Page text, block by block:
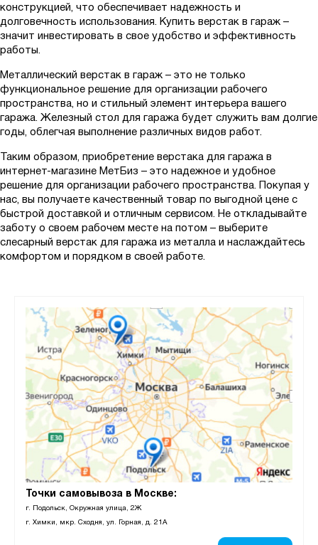
Точки самовывоза в Москве:
г. Подольск, Окружная улица, 2Ж
г. Химки, мкр. Сходня, ул. Горная, д. 21А
конструкцией, что обеспечивает надежность и
долговечность использования. Купить верстак в гараж –
значит инвестировать в свое удобство и эффективность
работы.
Металлический верстак в гараж – это не только
функциональное решение для организации рабочего
пространства, но и стильный элемент интерьера вашего
гаража. Железный стол для гаража будет служить вам долгие
годы, облегчая выполнение различных видов работ.
Таким образом, приобретение верстака для гаража в
интернет-магазине МетБиз – это надежное и удобное
решение для организации рабочего пространства. Покупая у
нас, вы получаете качественный товар по выгодной цене с
быстрой доставкой и отличным сервисом. Не откладывайте
заботу о своем рабочем месте на потом – выберите
слесарный верстак для гаража из металла и наслаждайтесь
комфортом и порядком в своей работе.
ППС-2
Р
РР-КП
СП
СПР
СПУ
СР
СР-М
СУ
ФРМ
ЭП
ЭПА
Показать Сбросить